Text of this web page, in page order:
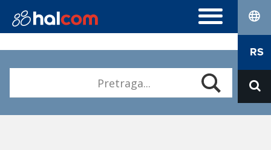
NAJČEŠĆA PITANJA
Hal E-Bank Corporate
Kvalifikovani elektronski sertifikati
Obnova
Preuzimanje Nexus Personal
O NAMA
RS